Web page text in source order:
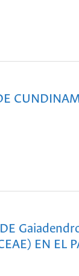
DE
EN EL